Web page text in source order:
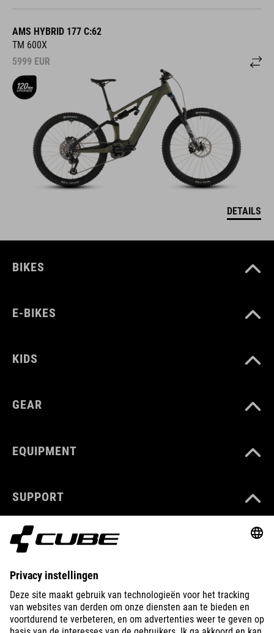
AMS HYBRID 177 C:62
TM 600X
5999 EUR
DETAILS
BIKES
E-BIKES
KIDS
GEAR
EQUIPMENT
SUPPORT
ABOUT US
EXPLORE